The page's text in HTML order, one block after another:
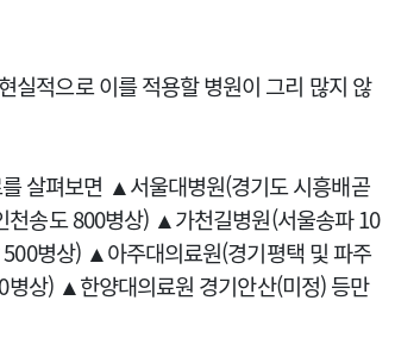
실적으로 이를 적용할 병원이 그리 많지 않
살펴보면 ▲서울대병원(경기도 시흥배곧
송도 800병상) ▲가천길병원(서울송파 10
병상) ▲아주대의료원(경기평택 및 파주
상) ▲한양대의료원 경기안산(미정) 등만